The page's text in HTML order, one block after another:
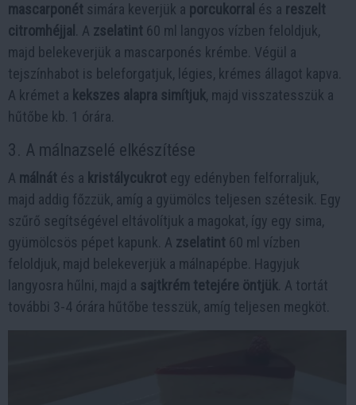
mascarponét simára keverjük a porcukorral és a reszelt
citromhéjjal
. A zselatint 60 ml langyos vízben feloldjuk,
majd belekeverjük a mascarponés krémbe. Végül a
tejszínhabot is beleforgatjuk, légies, krémes állagot kapva.
A krémet a kekszes alapra simítjuk, majd visszatesszük a
hűtőbe kb. 1 órára.
3. A málnazselé elkészítése
A málnát és a kristálycukrot egy edényben felforraljuk,
majd addig főzzük, amíg a gyümölcs teljesen szétesik. Egy
szűrő segítségével eltávolítjuk a magokat, így egy sima,
gyümölcsös pépet kapunk. A zselatint 60 ml vízben
feloldjuk, majd belekeverjük a málnapépbe. Hagyjuk
langyosra hűlni, majd a sajtkrém tetejére öntjük . A tortát
további 3-4 órára hűtőbe tesszük, amíg teljesen megköt.